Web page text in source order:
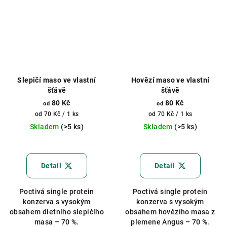
Slepičí maso ve vlastní
šťávě
od 80 Kč
Měrná
cena:
od 70 Kč / 1 ks
Skladem (>5 ks)
Detail
Poctivá single protein
konzerva s vysokým
obsahem dietního slepičího
masa – 70 %.
Hovězí maso ve vlastní
šťávě
od 80 Kč
Měrná
cena:
od 70 Kč / 1 ks
Skladem (>5 ks)
hodnocení
produktu
z
5
hvězdiček.
Detail
Poctivá single protein
konzerva s vysokým
obsahem hovězího masa z
plemene Angus – 70 %.